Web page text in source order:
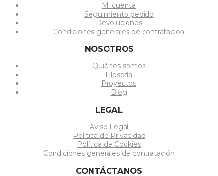
Mi cuenta
Seguimiento pedido
Devoluciones
Condiciones generales de contratación
NOSOTROS
Quiénes somos
Filosofía
Proyectos
Blog
LEGAL
Aviso Legal
Política de Privacidad
Política de Cookies
Condiciones generales de contratación
CONTÁCTANOS